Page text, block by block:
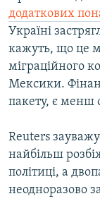
додаткових
Україні
кажуть, що це
міграційного
Мексики.
пакету, є менш
Reuters
найбільш
політиці, а
неодноразово